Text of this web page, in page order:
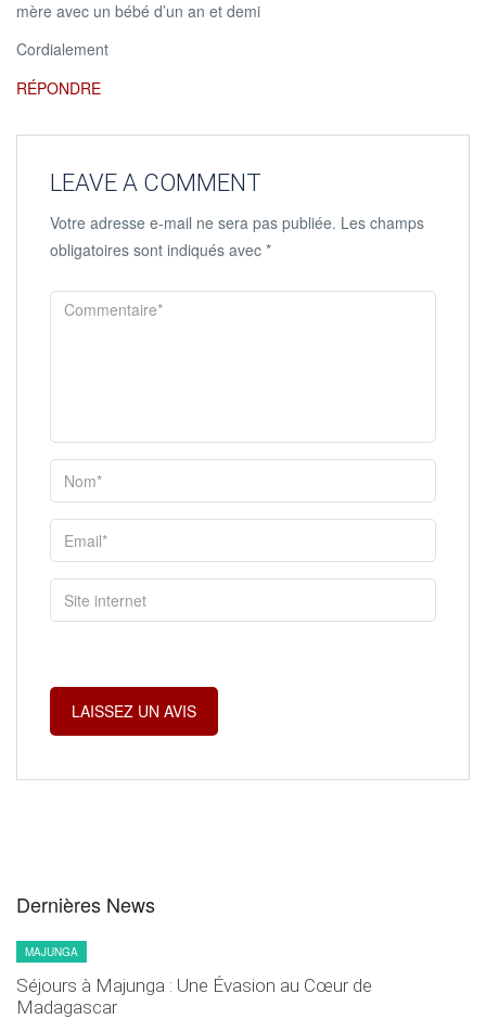
mère avec un bébé d’un an et demi
Cordialement
RÉPONDRE
LEAVE A COMMENT
Votre adresse e-mail ne sera pas publiée. Les champs
obligatoires sont indiqués avec *
Dernières News
MAJUNGA
Séjours à Majunga : Une Évasion au Cœur de
Madagascar